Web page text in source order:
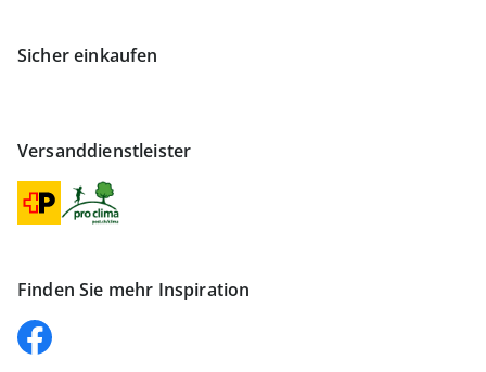
Sicher einkaufen
Versanddienstleister
Finden Sie mehr Inspiration